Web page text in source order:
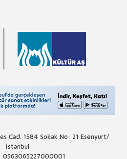
Cad. 1584 Sokak No: 21 Esenyurt/
İstanbul
0563065227000001